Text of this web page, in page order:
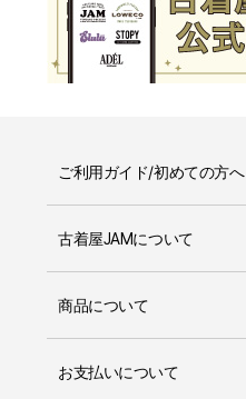
ご利用ガイド/初めての方へ
古着屋JAMについて
商品について
お支払いについて